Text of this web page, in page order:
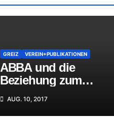
GREIZ VEREIN+PUBLIKATIONEN
ABBA und die
Beziehung zum
AUG. 10, 2017